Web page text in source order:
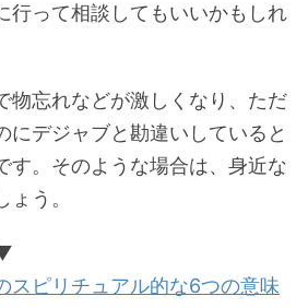
行って相談してもいいかもしれ
物忘れなどが激しくなり、ただ
にデジャブと勘違いしていると
す。そのような場合は、身近な
う。
スピリチュアル的な6つの意味